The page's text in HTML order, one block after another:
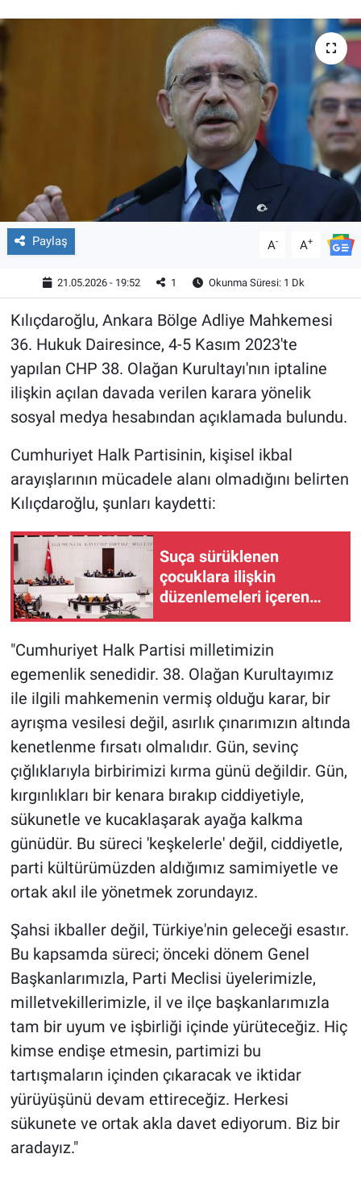
Paylaş A- A+
21.05.2026 - 19:52 1 Okunma Süresi: 1 Dk
Kılıçdaroğlu, Ankara Bölge Adliye Mahkemesi
36. Hukuk Dairesince, 4-5 Kasım 2023'te
yapılan CHP 38. Olağan Kurultayı'nın iptaline
ilişkin açılan davada verilen karara yönelik
sosyal medya hesabından açıklamada bulundu.
Cumhuriyet Halk Partisinin, kişisel ikbal
arayışlarının mücadele alanı olmadığını belirten
Kılıçdaroğlu, şunları kaydetti:
Suça sürüklenen
çocuklara ilişkin
düzenlemeleri içeren
kanun teklifi'nin ilk 2
"Cumhuriyet Halk Partisi milletimizin
egemenlik senedidir. 38. Olağan Kurultayımız
ile ilgili mahkemenin vermiş olduğu karar, bir
ayrışma vesilesi değil, asırlık çınarımızın altında
kenetlenme fırsatı olmalıdır. Gün, sevinç
çığlıklarıyla birbirimizi kırma günü değildir. Gün,
kırgınlıkları bir kenara bırakıp ciddiyetiyle,
sükunetle ve kucaklaşarak ayağa kalkma
günüdür. Bu süreci 'keşkelerle' değil, ciddiyetle,
parti kültürümüzden aldığımız samimiyetle ve
ortak akıl ile yönetmek zorundayız.
Şahsi ikballer değil, Türkiye'nin geleceği esastır.
Bu kapsamda süreci; önceki dönem Genel
Başkanlarımızla, Parti Meclisi üyelerimizle,
milletvekillerimizle, il ve ilçe başkanlarımızla
tam bir uyum ve işbirliği içinde yürüteceğiz. Hiç
kimse endişe etmesin, partimizi bu
tartışmaların içinden çıkaracak ve iktidar
yürüyüşünü devam ettireceğiz. Herkesi
sükunete ve ortak akla davet ediyorum. Biz bir
aradayız."